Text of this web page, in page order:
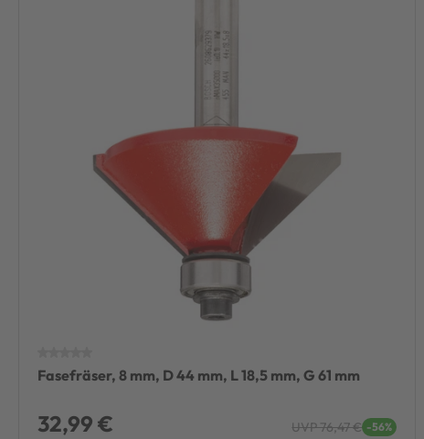
Fasefräser, 8 mm, D 44 mm, L 18,5 mm, G 61 mm
32,99 € UVP 76,47 € -56%